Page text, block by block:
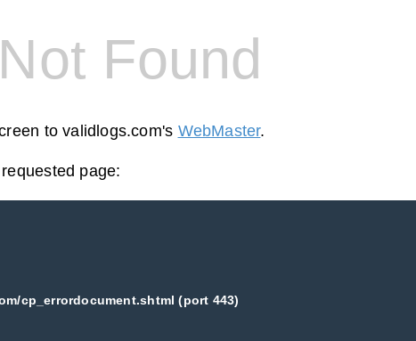
Not Found
to validlogs.com's WebMaster.
page:
cp_errordocument.shtml (port 443)